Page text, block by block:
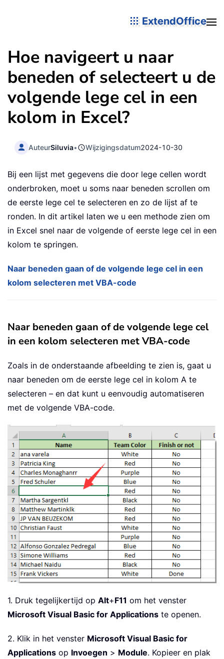
ExtendOffice
Hoe navigeert u naar
beneden of selecteert u de
volgende lege cel in een
kolom in Excel?
AuteurSiluvia• Wijzigingsdatum2024-10-30
Bij een lijst met gegevens die door lege cellen wordt
onderbroken, moet u soms naar beneden scrollen om
de eerste lege cel te selecteren en zo de lijst af te
ronden. In dit artikel laten we u een methode zien om
in Excel snel naar de volgende of eerste lege cel in een
kolom te springen.
Naar beneden gaan of de volgende lege cel in een
kolom selecteren met VBA-code
Naar beneden gaan of de volgende lege cel
in een kolom selecteren met VBA-code
Zoals in de onderstaande afbeelding te zien is, gaat u
naar beneden om de eerste lege cel in kolom A te
selecteren – en dat kunt u eenvoudig automatiseren
met de volgende VBA-code.
1. Druk tegelijkertijd op Alt+F11 om het venster
Microsoft Visual Basic for Applications te openen.
2. Klik in het venster Microsoft Visual Basic for
Applications op Invoegen > Module. Kopieer en plak